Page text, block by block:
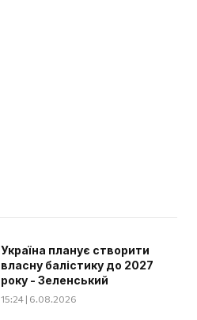
Україна планує створити
власну балістику до 2027
року - Зеленський
15:24 | 6.08.2026